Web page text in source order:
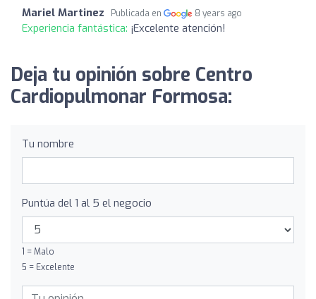
Mariel Martinez Publicada en 8 years ago
Experiencia fantástica: ¡Excelente atención!
Deja tu opinión sobre Centro
Cardiopulmonar Formosa:
Tu nombre
Puntúa del 1 al 5 el negocio
1 = Malo
5 = Excelente